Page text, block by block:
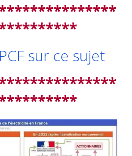
sur ce sujet